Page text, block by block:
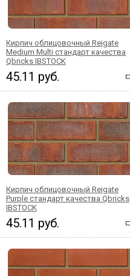
Кирпич облицовочный Reigate
Medium Multi стандарт качества
Qbricks IBSTOCK
45.11 руб.
Кирпич облицовочный Reigate
Purple стандарт качества Qbricks
IBSTOCK
45.11 руб.